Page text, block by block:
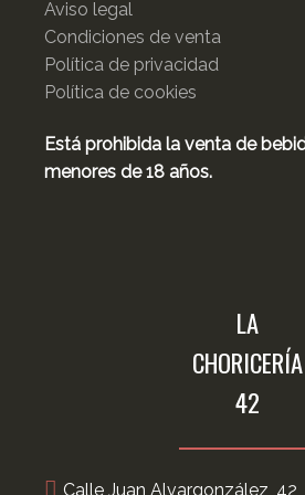
Aviso legal
Condiciones de venta
Política de privacidad
Política de cookies
Está prohibida la venta de
menores de 18 años.
LA
CHORICERÍA
42
Calle Juan Alvargonzález,